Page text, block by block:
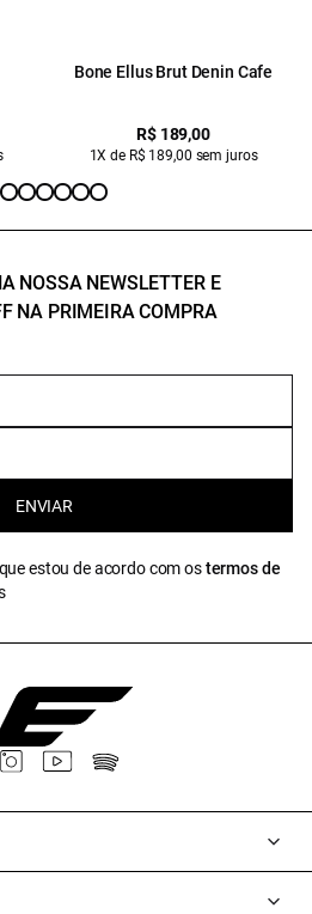
Bone Ellus Brut Denin Cafe
R$ 189,00
1X de R$ 189,00 sem juros
NOSSA NEWSLETTER E
NA PRIMEIRA COMPRA
ENVIAR
estou de acordo com ostermos de